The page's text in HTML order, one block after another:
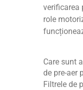
verificarea
role
Care sunt
de pre-aer
Filtrele de